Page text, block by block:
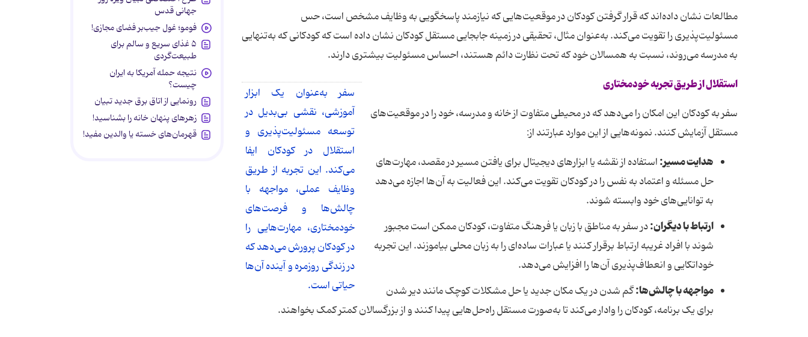
مطالعات نشان داده‌اند که قرار گرفتن کودکان در موقعیت‌هایی که نیازمند پاسخگویی به وظایف مشخص است، حس
مسئولیت‌پذیری را تقویت می‌کند. به‌عنوان مثال، تحقیقی در زمینه جابجایی مستقل کودکان نشان داده است که کودکانی که به‌تنهایی
به مدرسه می‌روند، نسبت به همسالان خود که تحت نظارت دائم هستند، احساس مسئولیت بیشتری دارند.
سفر به‌عنوان یک ابزار
آموزشی، نقشی بی‌بدیل در
توسعه مسئولیت‌پذیری و
استقلال در کودکان ایفا
می‌کند. این تجربه از طریق
وظایف عملی، مواجهه با
چالش‌ها و فرصت‌های
خودمختاری، مهارت‌هایی را
در کودکان پرورش می‌دهد که
در زندگی روزمره و آینده آن‌ها
حیاتی است.
استقلال از طریق تجربه خودمختاری
سفر به کودکان این امکان را می‌دهد که در محیطی متفاوت از خانه و مدرسه، خود را در موقعیت‌های
مستقل آزمایش کنند. نمونه‌هایی از این موارد عبارتند از:
هدایت مسیر:استفاده از نقشه یا ابزارهای دیجیتال برای یافتن مسیر در مقصد، مهارت‌های
حل مسئله و اعتماد به نفس را در کودکان تقویت می‌کند. این فعالیت به آن‌ها اجازه می‌دهد
به توانایی‌های خود وابسته شوند.
ارتباط با دیگران:در سفر به مناطق با زبان یا فرهنگ متفاوت، کودکان ممکن است مجبور
شوند با افراد غریبه ارتباط برقرار کنند یا عبارات ساده‌ای را به زبان محلی بیاموزند. این تجربه
خوداتکایی و انعطاف‌پذیری آن‌ها را افزایش می‌دهد.
مواجهه با چالش‌ها:گم شدن در یک مکان جدید یا حل مشکلات کوچک مانند دیر شدن
برای یک برنامه، کودکان را وادار می‌کند تا به‌صورت مستقل راه‌حل‌هایی پیدا کنند و از بزرگسالان کمتر کمک بخواهند.
جهانی قدس
فومو؛ غول جیب‌بر فضای مجازی!
۵ غذای سریع و سالم برای
طبیعت‌گردی
نتیجه حمله آمریکا به ایران
چیست؟
رونمایی از اتاق برق جدید تبیان
زهرهای پنهان خانه را بشناسید!
قهرمان‌های خسته یا والدین مفید!